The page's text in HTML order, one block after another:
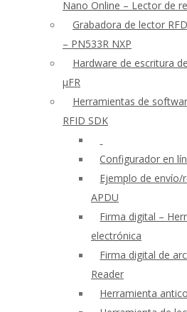
Nano Online – Lector de
Grabadora de lector
– PN533R NXP
Hardware de escritura
μFR
Herramientas de
RFID SDK
Configurador en
Ejemplo de envío/
APDU
Firma digital –
electrónica
Firma digital de
Reader
Herramienta